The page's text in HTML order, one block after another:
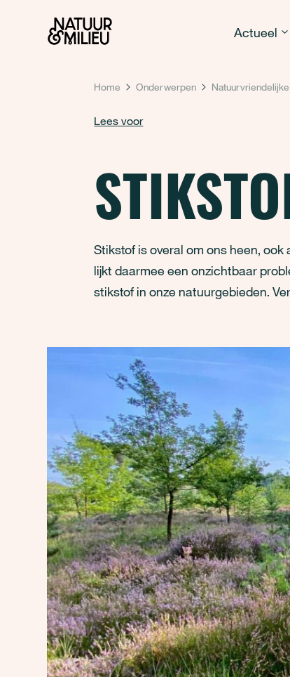
Natuur & Milieu homepage
Actueel
Home Onderwerpen
Lees voor
Stikstof is overal om ons heen,
lijkt daarmee een onzichtbaar
stikstof in onze natuurgebieden.